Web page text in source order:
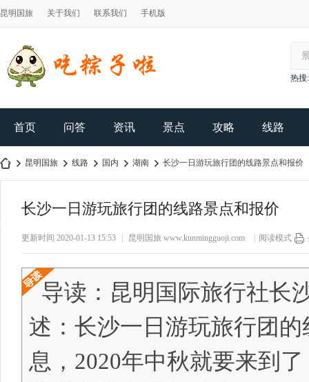
昆明国旅 关于我们 联系我们 手机版
热搜:
首页 问答 资讯 景点 攻略 线路
昆明国旅 线路 国内 湖南 长沙一日游玩旅行团的线路景点和报价
长沙一日游玩旅行团的线路景点和报价
更新时间 2020-01-13 15:53 昆明国旅 www.kunmingguoji.com 阅读模式
导读：昆明国际旅行社长
述：长沙一日游玩旅行团
息，2020年中秋就要来到